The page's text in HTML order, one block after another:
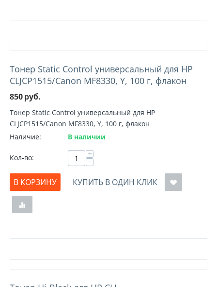
Тонер Static Control универсальный для HP
CLJCP1515/Canon MF8330, Y, 100 г, флакон
850руб.
Тонер Static Control универсальный для HP
CLJCP1515/Canon MF8330, Y, 100 г, флакон
Наличие:
В наличии
Кол-во: +
−
В КОРЗИНУ
КУПИТЬ В ОДИН КЛИК